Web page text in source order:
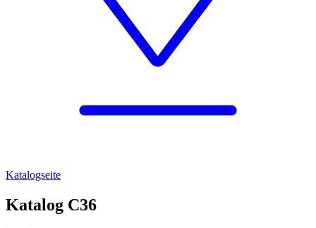
Katalogseite
Katalog C36